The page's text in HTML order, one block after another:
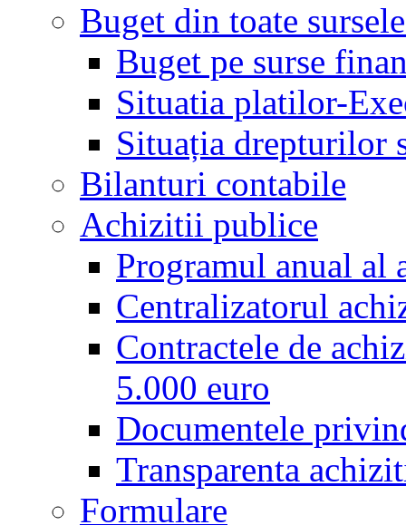
Buget din toate
Buget pe surse
Situatia platilor-
Situația drepturilor
Bilanturi contabile
Achizitii publice
Programul anual
Centralizatorul
Contractele de
5.000 euro
Documentele
Transparenta
Formulare